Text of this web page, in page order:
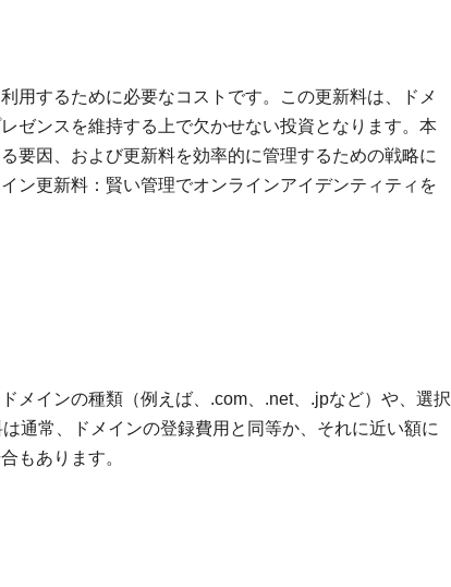
用するために必要なコストです。この更新料は、ドメ
ゼンスを維持する上で欠かせない投資となります。本
要因、および更新料を効率的に管理するための戦略に
ン更新料：賢い管理でオンラインアイデンティティを
メインの種類（例えば、.com、.net、.jpなど）や、選択
通常、ドメインの登録費用と同等か、それに近い額に
もあります。